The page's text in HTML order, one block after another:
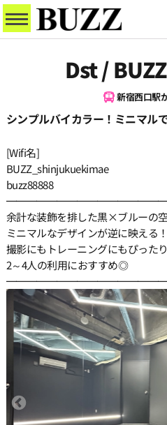
Dst /
新宿西口駅
シンプルバイカラー！ミニマル
[Wifi名]
BUZZ_shinjukuekimae
buzz88888
余計な装飾を排した黒×ブルーの空
ミニマルなデザインが逆に映える！
撮影にもトレーニングにもぴった
2～4人の利用におすすめ◎